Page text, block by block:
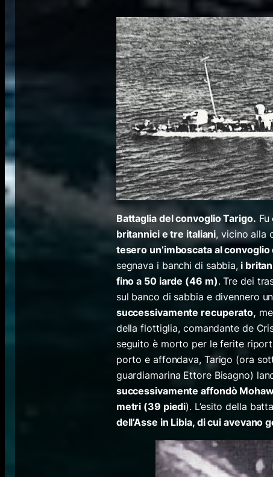
Battaglia del convoglio Tarigo.
britannici e tre italiani, vicino alla
tesero un’imboscata al convoglio
segnava i banchi di sabbia, i
fino a 50 iarde (46 m). Tre dei
sul banco di sabbia e divennero
successivamente recuperato,
della flottiglia, comandante de
seguito è morto per le ferite
porto e affondava, Tarigo (ora
guardiamarina Ettore Bisagno)
successivamente affondò
metri (39 piedi). L’esito della
dell’Asse in Libia, di cui avevano